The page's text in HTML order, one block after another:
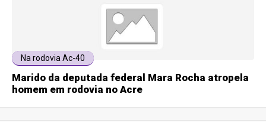
Na rodovia Ac-40
Marido da deputada federal Mara Rocha atropela
homem em rodovia no Acre